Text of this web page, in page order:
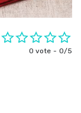
0 vote 0/5